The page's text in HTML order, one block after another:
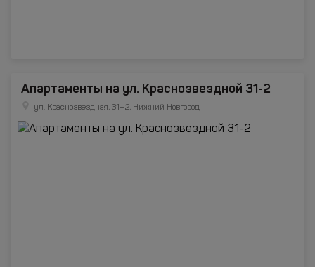
Апартаменты на ул. Краснозвездной 31-2
ул. Краснозвездная, 31–2, Нижний Новгород